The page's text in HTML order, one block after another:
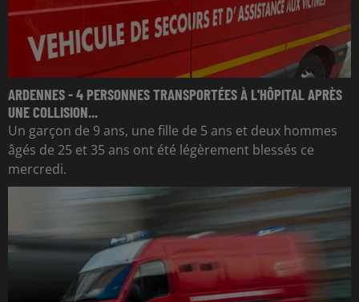
ARDENNES - 4 PERSONNES TRANSPORTÉES À L'HÔPITAL APRÈS
UNE COLLISION...
Un garçon de 9 ans, une fille de 5 ans et deux hommes
âgés de 25 et 35 ans ont été légèrement blessés ce
mercredi.